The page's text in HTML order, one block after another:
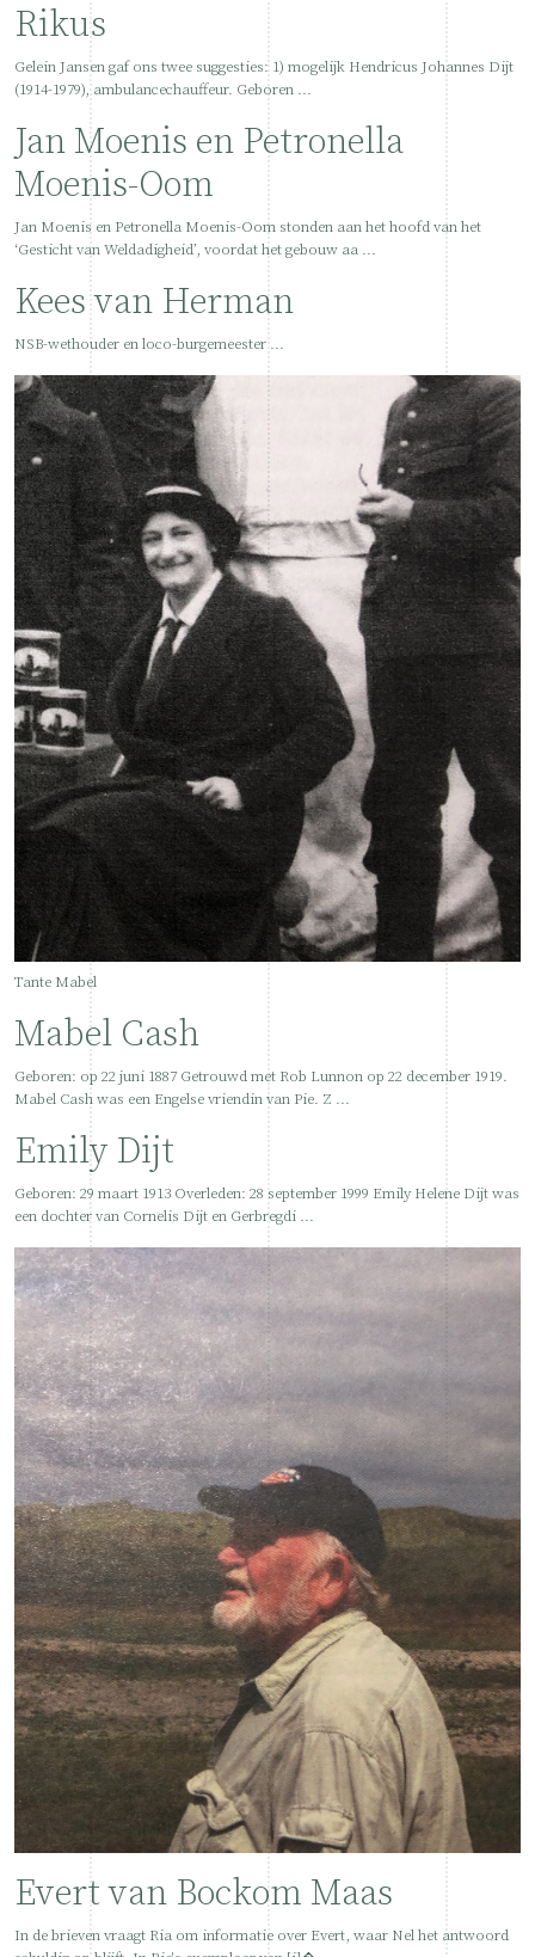
Rikus
Gelein Jansen gaf ons twee suggesties: 1) mogelijk Hendricus Johannes Dijt
(1914-1979), ambulancechauffeur. Geboren ...
Jan Moenis en Petronella
Moenis-Oom
Jan Moenis en Petronella Moenis-Oom stonden aan het hoofd van het
‘Gesticht van Weldadigheid’, voordat het gebouw aa ...
Kees van Herman
NSB-wethouder en loco-burgemeester ...
Tante Mabel
Mabel Cash
Geboren: op 22 juni 1887 Getrouwd met Rob Lunnon op 22 december 1919.
Mabel Cash was een Engelse vriendin van Pie. Z ...
Emily Dijt
Geboren: 29 maart 1913 Overleden: 28 september 1999 Emily Helene Dijt was
een dochter van Cornelis Dijt en Gerbregdi ...
Evert van Bockom Maas
In de brieven vraagt Ria om informatie over Evert, waar Nel het antwoord